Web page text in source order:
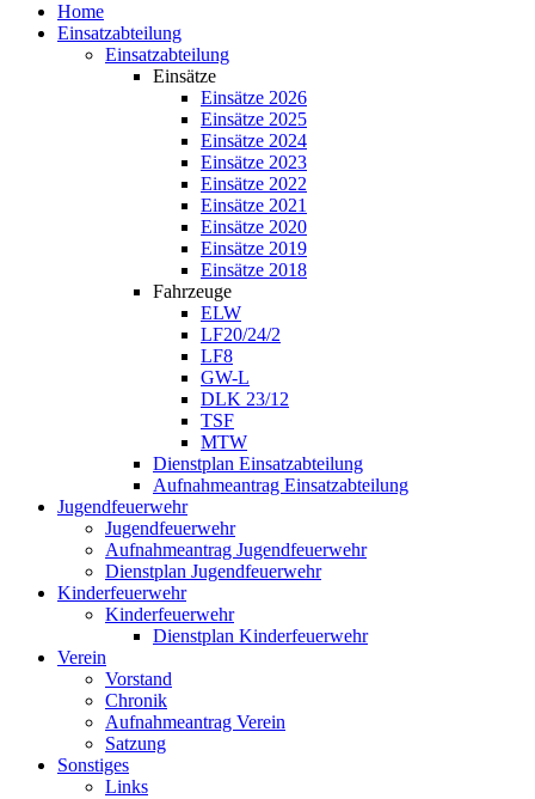
Home
Einsatzabteilung
Einsatzabteilung
Einsätze
Einsätze 2026
Einsätze 2025
Einsätze 2024
Einsätze 2023
Einsätze 2022
Einsätze 2021
Einsätze 2020
Einsätze 2019
Einsätze 2018
Fahrzeuge
ELW
LF20/24/2
LF8
GW-L
DLK 23/12
TSF
MTW
Dienstplan Einsatzabteilung
Aufnahmeantrag Einsatzabteilung
Jugendfeuerwehr
Jugendfeuerwehr
Aufnahmeantrag Jugendfeuerwehr
Dienstplan Jugendfeuerwehr
Kinderfeuerwehr
Kinderfeuerwehr
Dienstplan Kinderfeuerwehr
Verein
Vorstand
Chronik
Aufnahmeantrag Verein
Satzung
Sonstiges
Links